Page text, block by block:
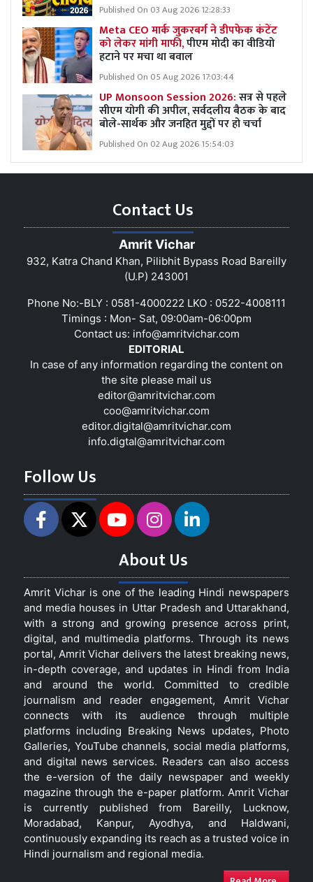
Published On 03 Aug 2026 12:28:33
Meta CEO मार्क जुकरबर्ग ने डीपफेक कंटेंट
को लेकर मांगी माफी,पीएम मोदी का वीडियो
हटाने पर मचा था बवाल
Published On 05 Aug 2026 17:03:44
UP Monsoon Session 2026:सत्र से पहले
सीएम योगी की अपील, सर्वदलीय बैठक के बाद
बोले-सार्थक और जनहित मुद्दों पर हो चर्चा
Published On 02 Aug 2026 15:54:03
Contact Us
Amrit Vichar
932, Katra Chand Khan, Pilibhit Bypass Road Bareilly
(U.P) 243001
Phone No:-BLY : 0581-4000222 LKO : 0522-4008111
Timings : Mon- Sat, 09:00am-06:00pm
Contact us: info@amritvichar.com
EDITORIAL
In case of any information regarding the content on
the site please mail us
editor@amritvichar.com
coo@amritvichar.com
editor.digital@amritvichar.com
info.digtal@amritvichar.com
Follow Us
About Us
Amrit Vichar is one of the leading Hindi newspapers
and media houses in Uttar Pradesh and Uttarakhand,
with a strong and growing presence across print,
digital, and multimedia platforms. Through its news
portal, Amrit Vichar delivers the latest breaking news,
in-depth coverage, and updates in Hindi from India
and around the world. Committed to credible
journalism and reader engagement, Amrit Vichar
connects with its audience through multiple
platforms including Breaking News updates, Photo
Galleries, YouTube channels, social media platforms,
and digital news services. Readers can also access
the e-version of the daily newspaper and weekly
magazine through the e-paper platform. Amrit Vichar
is currently published from Bareilly, Lucknow,
Moradabad, Kanpur, Ayodhya, and Haldwani,
continuously expanding its reach as a trusted voice in
Hindi journalism and regional media.